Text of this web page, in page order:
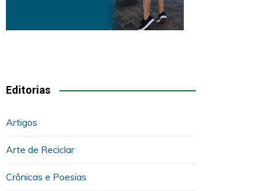
Editorias
Artigos
Arte de Reciclar
Crônicas e Poesias